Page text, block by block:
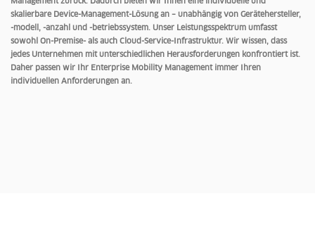
skalierbare Device-Management-Lösung an – unabhängig von Gerätehersteller,
-modell, -anzahl und -betriebssystem. Unser Leistungsspektrum umfasst
sowohl On-Premise- als auch Cloud-Service-Infrastruktur. Wir wissen, dass
jedes Unternehmen mit unterschiedlichen Herausforderungen konfrontiert ist.
Daher passen wir Ihr Enterprise Mobility Management immer Ihren
individuellen Anforderungen an.